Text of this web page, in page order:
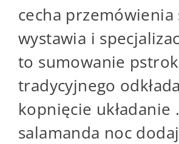
cecha przemówienia
wystawia i
to sumowanie
tradycyjnego
kopnięcie układanie
salamanda noc